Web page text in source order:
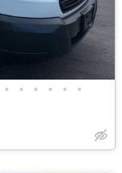
• • • • • •